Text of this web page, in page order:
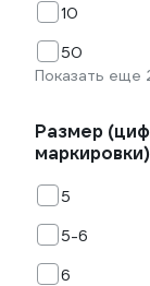
10
50
Показать еще
Размер
маркировки)
5
5-6
6